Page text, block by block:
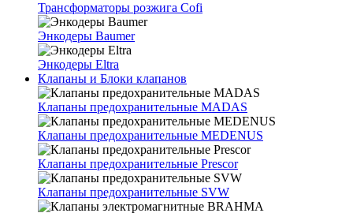
Трансформаторы розжига Cofi
Энкодеры Baumer
Энкодеры Eltra
Клапаны и Блоки клапанов
Клапаны предохранительные MADAS
Клапаны предохранительные MEDENUS
Клапаны предохранительные Prescor
Клапаны предохранительные SVW